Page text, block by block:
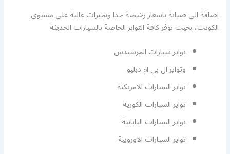
اضافة الى صيانة باسعار رخيصة جدا وبخبرات عالية على مستوى
الكويت، بحيث نوفر كافة التواير الخاصة بالسيارات الحديثة
تواير سيارات المرسيدس
وتواير ال بي ام دبليو
تواير السيارات الامريكية
تواير السيارات الكورية
تواير السيارات اليابانية
تواير السيارات الاوروبية